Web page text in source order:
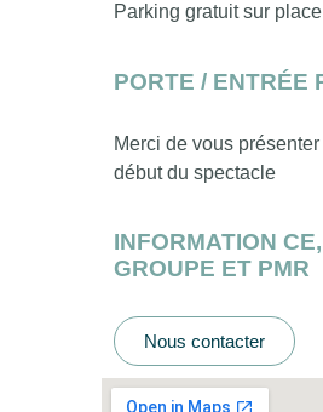
Parking gratuit sur place
PORTE / ENTRÉE
Merci de vous
début du spectacle
INFORMATION CE,
GROUPE ET PMR
Nous contacter